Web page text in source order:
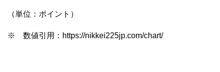
（単位：ポイント）
※ 数値引用：https://nikkei225jp.com/chart/